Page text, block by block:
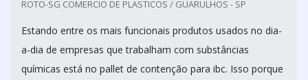
ROTO-SG COMERCIO DE PLASTICOS / GUARULHOS - SP
Estando entre os mais funcionais produtos usados no dia-
a-dia de empresas que trabalham com substâncias
químicas está no pallet de contenção para ibc. Isso porque